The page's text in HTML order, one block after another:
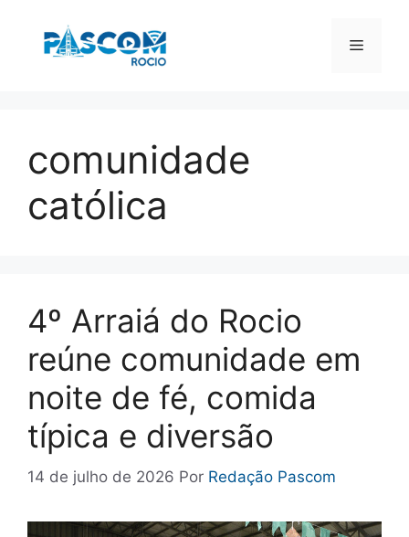
Menu
comunidade
católica
4º Arraiá do Rocio
reúne comunidade em
noite de fé, comida
típica e diversão
14 de julho de 2026 Por Redação Pascom